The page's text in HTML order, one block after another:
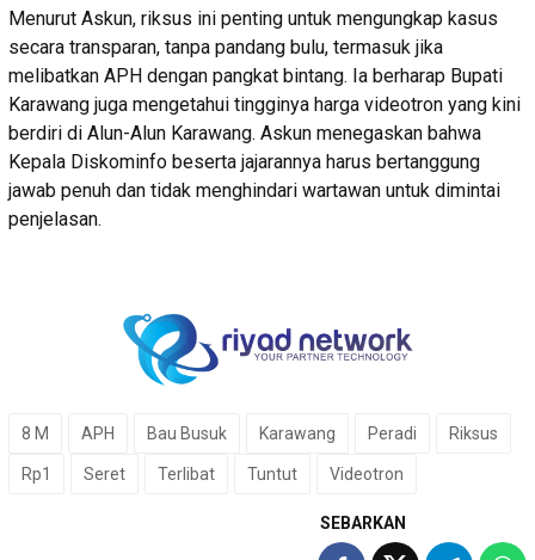
Menurut Askun, riksus ini penting untuk mengungkap kasus
secara transparan, tanpa pandang bulu, termasuk jika
melibatkan APH dengan pangkat bintang. Ia berharap Bupati
Karawang juga mengetahui tingginya harga videotron yang kini
berdiri di Alun-Alun Karawang. Askun menegaskan bahwa
Kepala Diskominfo beserta jajarannya harus bertanggung
jawab penuh dan tidak menghindari wartawan untuk dimintai
penjelasan.
8 M APH Bau Busuk Karawang Peradi Riksus
Rp1 Seret Terlibat Tuntut Videotron
SEBARKAN